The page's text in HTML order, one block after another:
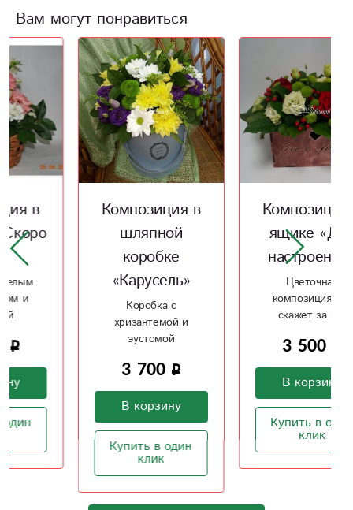
Вам могут понравиться
Композиция в
«Карусель»
хризантемой и
Купить в один
Композиция в
ящике «Для
настроения»
композиция все
Купить в один